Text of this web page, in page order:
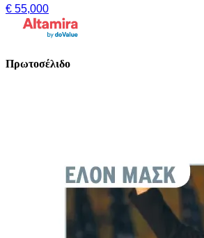
€ 55,000
Πρωτοσέλιδο